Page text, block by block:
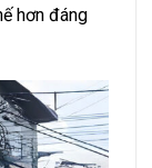
hơn đáng